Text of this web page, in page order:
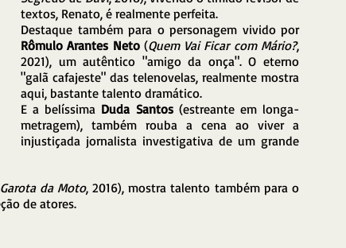
textos, Renato, é realmente perfeita.
Destaque também para o personagem vivido por
Rômulo Arantes Neto (Quem Vai Ficar com Mário?,
2021), um autêntico "amigo da onça". O eterno
"galã cafajeste" das telenovelas, realmente mostra
aqui, bastante talento dramático.
E a belíssima Duda Santos (estreante em longa-
metragem), também rouba a cena ao viver a
injustiçada jornalista investigativa de um grande
da Moto, 2016), mostra talento também para o
de atores.